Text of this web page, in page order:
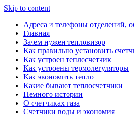
Skip to content
Адреса и телефоны отделений,
Главная
Зачем нужен тепловизор
Как правильно установить
Как устроен теплосчетчик
Как устроены термолегуляторы
Как экономить тепло
Какие бывают теплосчетчики
Немного истории
О счетчиках газа
Счетчики воды и экономия